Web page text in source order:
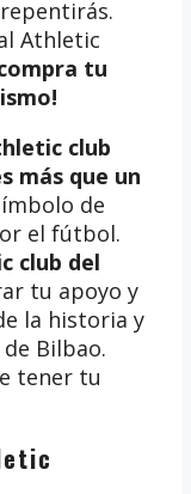
Athletic
tu
club
más que un
de
el fútbol.
club del
tu apoyo y
la historia y
Bilbao.
tener tu